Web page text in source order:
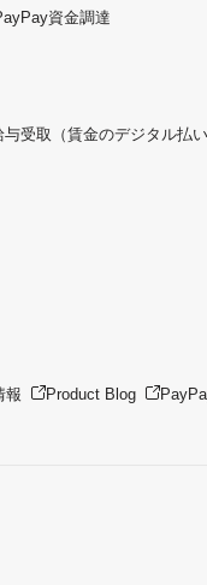
資金調達
受取（賃金のデジタル払い
報 Product Blog